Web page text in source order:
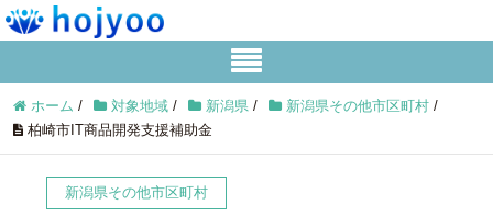
ホーム / 対象地域 / 新潟県 / 新潟県その他市区町村 /
柏崎市IT商品開発支援補助金
新潟県その他市区町村